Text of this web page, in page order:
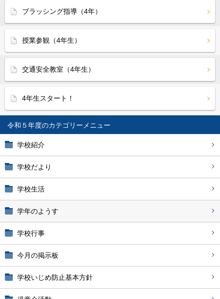
令和５年度
学校紹介
学校だより
学校生活
学年のようす
学校行事
今月の掲示板
学校いじめ防止基本方針
ブラッシング指導（4年）
授業参観（4年生）
交通安全教室（4年生）
4年生スタート！